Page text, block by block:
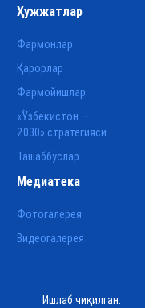
Ҳужжатлар
Фармонлар
Қарорлар
Фармойишлар
«Ўзбекистон —
2030» стратегияси
Ташаббуслар
Медиатека
Фотогалерея
Видеогалерея
Ишлаб чиқилган: